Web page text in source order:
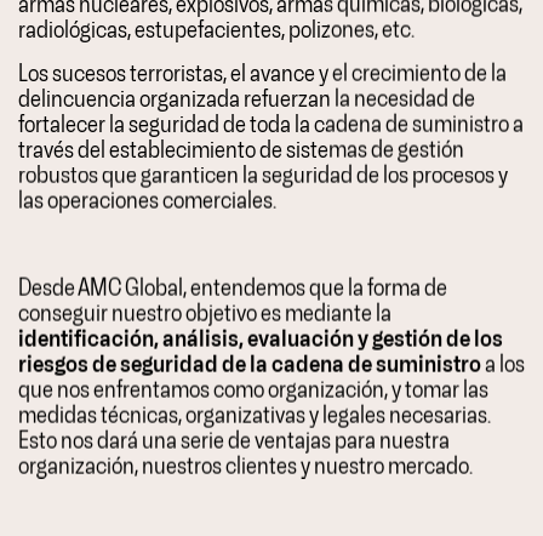
radiológicas, estupefacientes, polizones, etc.
Los sucesos terroristas, el avance y el crecimiento de la
delincuencia organizada refuerzan la necesidad de
fortalecer la seguridad de toda la cadena de suministro a
través del establecimiento de sistemas de gestión
robustos que garanticen la seguridad de los procesos y
las operaciones comerciales.
Desde AMC Global, entendemos que la forma de
conseguir nuestro objetivo es mediante la
identificación, análisis, evaluación y gestión de los
riesgos de seguridad de la cadena de suministroa los
que nos enfrentamos como organización, y tomar las
medidas técnicas, organizativas y legales necesarias.
Esto nos dará una serie de ventajas para nuestra
organización, nuestros clientes y nuestro mercado.